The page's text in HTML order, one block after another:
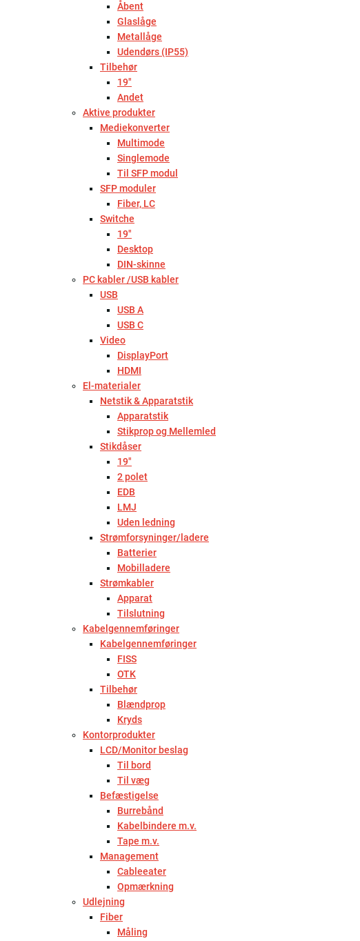
Åbent
Glaslåge
Metallåge
Udendørs (IP55)
Tilbehør
19"
Andet
Aktive produkter
Mediekonverter
Multimode
Singlemode
Til SFP modul
SFP moduler
Fiber, LC
Switche
19"
Desktop
DIN-skinne
PC kabler /USB kabler
USB
USB A
USB C
Video
DisplayPort
HDMI
El-materialer
Netstik & Apparatstik
Apparatstik
Stikprop og Mellemled
Stikdåser
19"
2 polet
EDB
LMJ
Uden ledning
Strømforsyninger/ladere
Batterier
Mobilladere
Strømkabler
Apparat
Tilslutning
Kabelgennemføringer
Kabelgennemføringer
FISS
OTK
Tilbehør
Blændprop
Kryds
Kontorprodukter
LCD/Monitor beslag
Til bord
Til væg
Befæstigelse
Burrebånd
Kabelbindere m.v.
Tape m.v.
Management
Cableeater
Opmærkning
Udlejning
Fiber
Måling